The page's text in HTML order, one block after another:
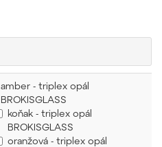
amber - triplex opál
BROKISGLASS
koňak - triplex opál
BROKISGLASS
oranžová - triplex opál